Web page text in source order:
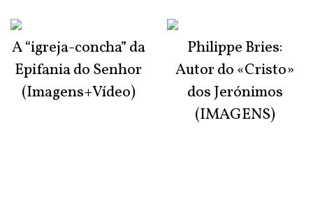
A “igreja-concha” da
Epifania do Senhor
(Imagens+Vídeo)
Philippe Bries:
Autor do «Cristo»
dos Jerónimos
(IMAGENS)